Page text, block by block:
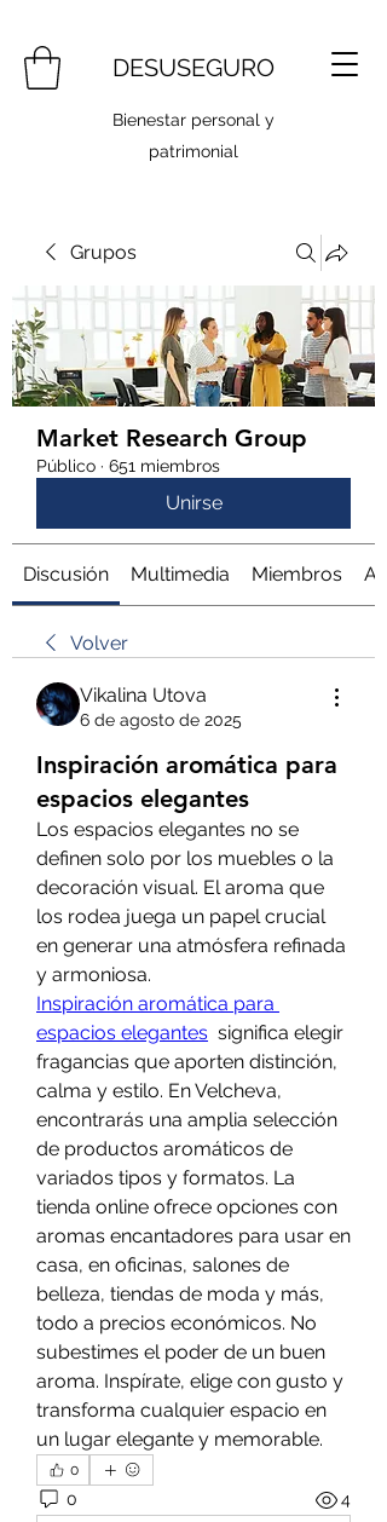
DESUSEGURO
Bienestar personal y
patrimonial
Grupos
Market Research Group
Público · 651 miembros
Unirse
Discusión Multimedia Miembros
Volver
Vikalina Utova
6 de agosto de 2025
Inspiración aromática para
espacios elegantes
Los espacios elegantes no se
definen solo por los muebles o la
decoración visual. El aroma que
los rodea juega un papel crucial
en generar una atmósfera refinada
y armoniosa.
Inspiración aromática para
espacios elegantes
  significa elegir
fragancias que aporten distinción,
calma y estilo. En Velcheva,
encontrarás una amplia selección
de productos aromáticos de
variados tipos y formatos. La
tienda online ofrece opciones con
aromas encantadores para usar en
casa, en oficinas, salones de
belleza, tiendas de moda y más,
todo a precios económicos. No
subestimes el poder de un buen
aroma. Inspírate, elige con gusto y
transforma cualquier espacio en
un lugar elegante y memorable.
0
0 4